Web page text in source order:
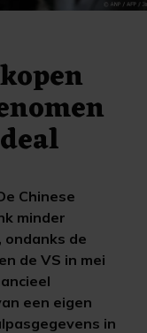
Chinese
minder
de
de VS in mei
een eigen
in